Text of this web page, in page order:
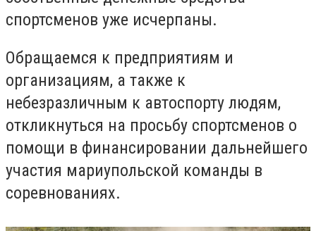
спортсменов уже исчерпаны.
Обращаемся к предприятиям и
организациям, а также к
небезразличным к автоспорту людям,
откликнуться на просьбу спортсменов о
помощи в финансировании дальнейшего
участия мариупольской команды в
соревнованиях.